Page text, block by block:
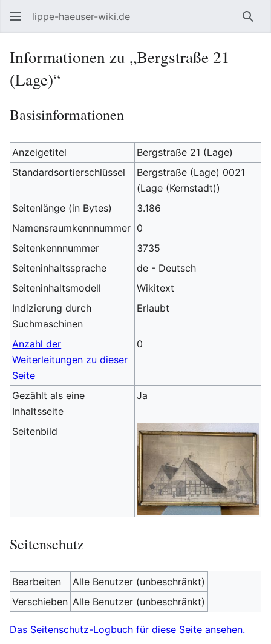
lippe-haeuser-wiki.de
Informationen zu „Bergstraße 21
(Lage)“
Basisinformationen
Anzeigetitel
Bergstraße 21 (Lage)
Standardsortierschlüssel
Bergstraße (Lage) 0021
(Lage (Kernstadt))
Seitenlänge (in Bytes)
3.186
Namensraumkennnummer 0
Seitenkennnummer
3735
Seiteninhaltssprache
de - Deutsch
Seiteninhaltsmodell
Wikitext
Indizierung durch
Suchmaschinen
Erlaubt
Anzahl der
Weiterleitungen zu dieser
Seite
0
Gezählt als eine
Inhaltsseite
Ja
Seitenbild
Seitenschutz
Bearbeiten
Alle Benutzer (unbeschränkt)
Verschieben Alle Benutzer (unbeschränkt)
Das Seitenschutz-Logbuch für diese Seite ansehen.